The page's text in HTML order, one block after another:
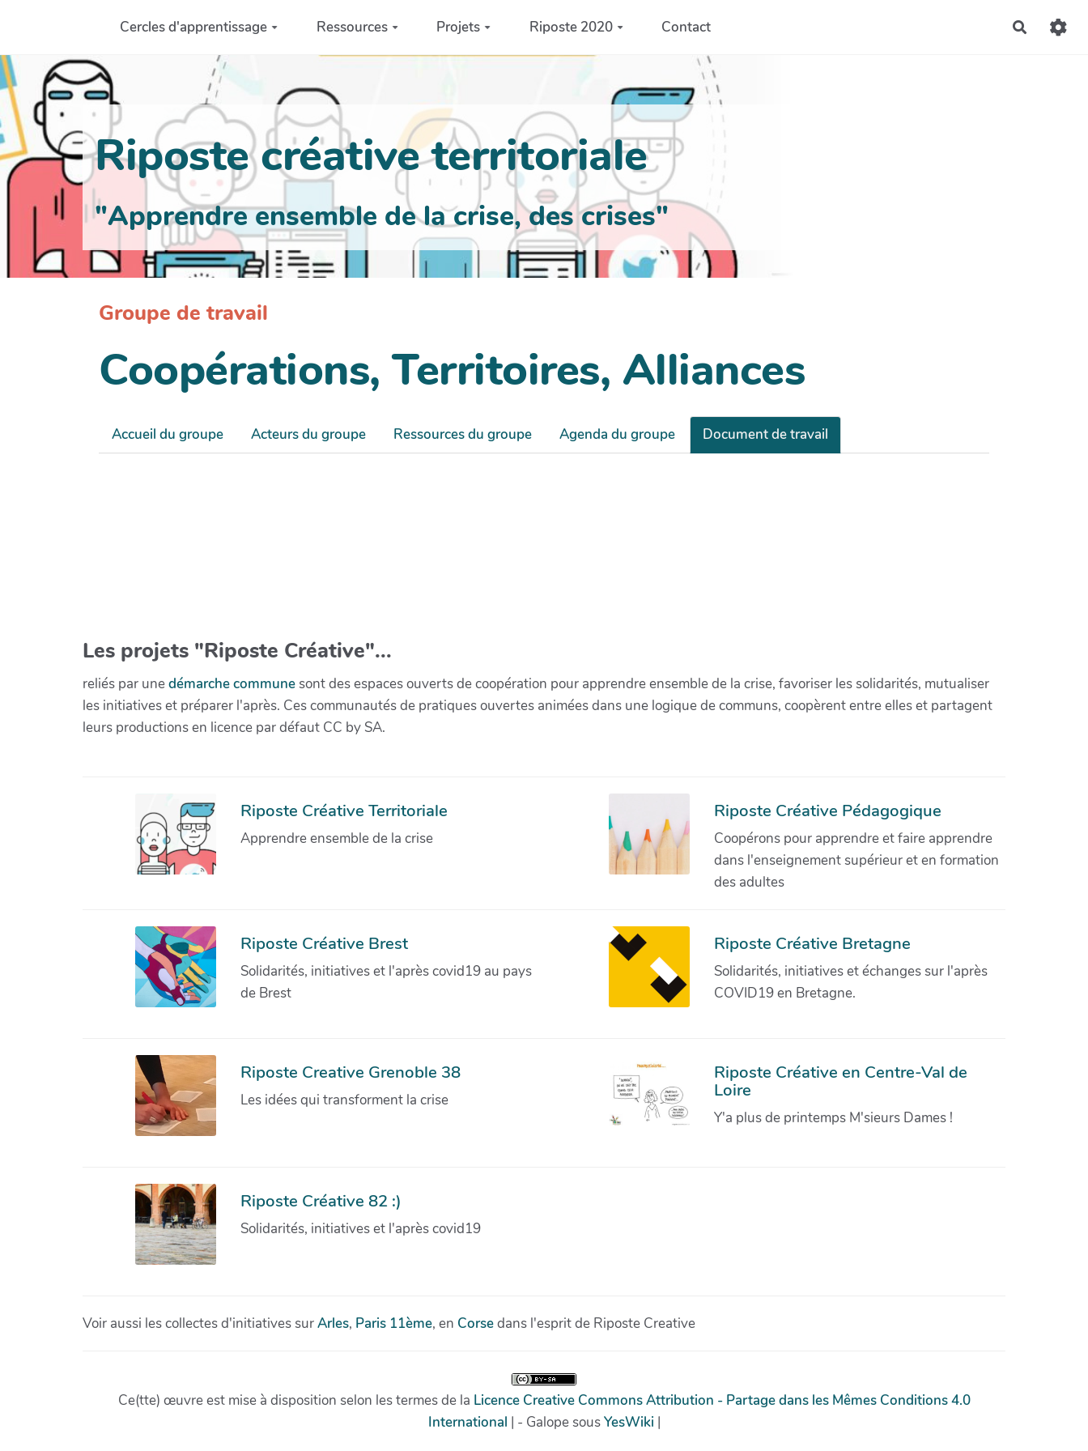
Aller au contenu principalCercles d'apprentissage Ressources Projets Riposte 2020 Contact
Riposte créative territoriale
"Apprendre ensemble de la crise, des crises"
Groupe de travail
Coopérations, Territoires, Alliances
Accueil du groupe Acteurs du groupe Ressources du groupe Agenda du groupe Document de travail
Les projets "Riposte Créative"...
reliés par unedémarche communesont des espaces ouverts de coopération pour apprendre ensemble de la crise, favoriser les solidarités, mutualiser
les initiatives et préparer l'après. Ces communautés de pratiques ouvertes animées dans une logique de communs, coopèrent entre elles et partagent
leurs productions en licence par défaut CC by SA.
Riposte Créative Territoriale
Apprendre ensemble de la crise
Riposte Créative Pédagogique
Coopérons pour apprendre et faire apprendre
dans l'enseignement supérieur et en formation
des adultes
Riposte Créative Brest
Solidarités, initiatives et l'après covid19 au pays
de Brest
Riposte Créative Bretagne
Solidarités, initiatives et échanges sur l'après
COVID19 en Bretagne.
Riposte Creative Grenoble 38
Les idées qui transforment la crise
Riposte Créative en Centre-Val de
Loire
Y'a plus de printemps M'sieurs Dames !
Riposte Créative 82 :)
Solidarités, initiatives et l'après covid19
Voir aussi les collectes d'initiatives surArles, Paris 11ème, en Corsedans l'esprit de Riposte Creative
Ce(tte) œuvre est mise à disposition selon les termes de la Licence Creative Commons Attribution - Partage dans les Mêmes Conditions 4.0
International | - Galope sousYesWiki |